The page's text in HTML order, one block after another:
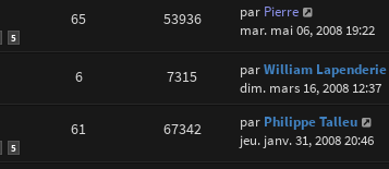
5
65 53936 par Pierre
mar. mai 06, 2008 19:22
6 7315 parWilliam Lapenderie
dim. mars 16, 2008 12:37
5
61 67342 par Philippe Talleu
jeu. janv. 31, 2008 20:46